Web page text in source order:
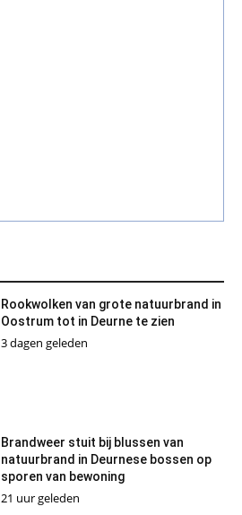
Rookwolken van grote natuurbrand in
Oostrum tot in Deurne te zien
3 dagen geleden
Brandweer stuit bij blussen van
natuurbrand in Deurnese bossen op
sporen van bewoning
21 uur geleden